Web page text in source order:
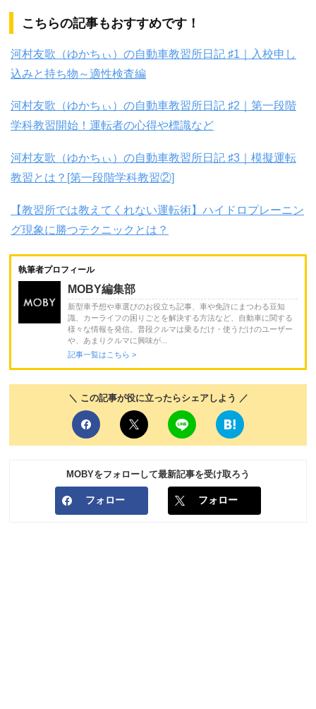
こちらの記事もおすすめです！
河村友歌（ゆかちぃ）の自動車教習所日記 ♯1｜入校申し
込みと持ち物～適性検査編
河村友歌（ゆかちぃ）の自動車教習所日記 ♯2｜第一段階
学科教習開始！運転者の心得や標識など
河村友歌（ゆかちぃ）の自動車教習所日記 ♯3｜模擬運転
教習とは？[第一段階学科教習②]
【教習所では教えてくれない運転術】ハイドロプレーニン
グ現象に勝つテクニックとは？
執筆者プロフィール
MOBY編集部
新型車予想や車選びのお役立ち記事、車や免許にまつわる豆知
識、カーライフの困りごとを解決する方法など、自動車に関する
様々な情報を発信。普段クルマは乗るだけ・使うだけのユーザー
や、あまりクルマに興味が...
記事一覧はこちら >
＼ この記事が役に立ったらシェアしよう ／
MOBYをフォローして最新記事を受け取ろう
フォロー フォロー